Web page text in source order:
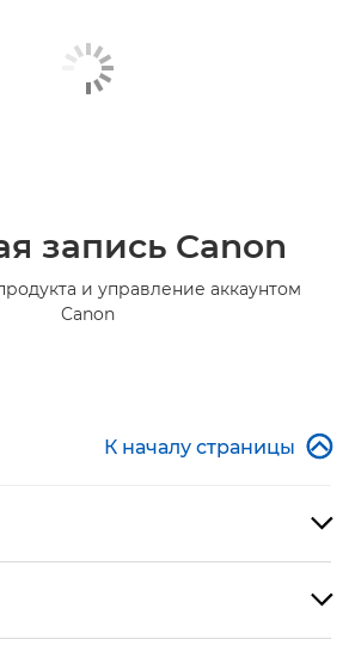
запись Canon
и управление аккаунтом
Canon
К началу страницы 

